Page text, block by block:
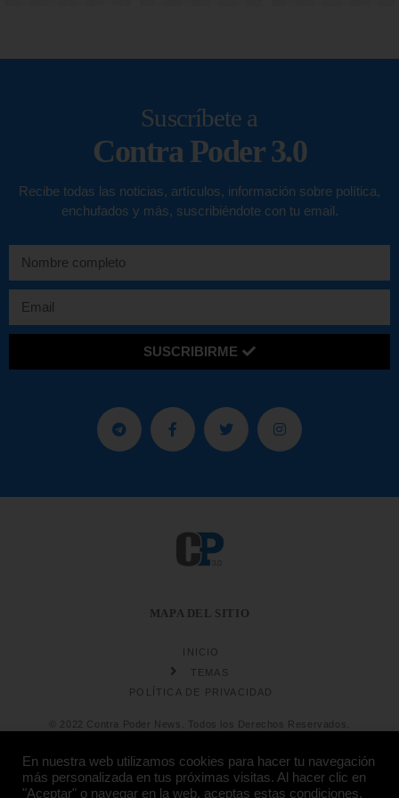
Suscríbete a
Contra Poder 3.0
Recibe todas las noticias, artículos, información sobre política,
enchufados y más, suscribiéndote con tu email.
SUSCRIBIRME
MAPA DEL SITIO
INICIO
TEMAS
POLÍTICA DE PRIVACIDAD
© 2022 Contra Poder News. Todos los Derechos Reservados.
En nuestra web utilizamos cookies para hacer tu navegación
más personalizada en tus próximas visitas. Al hacer clic en
"Aceptar" o navegar en la web, aceptas estas condiciones.